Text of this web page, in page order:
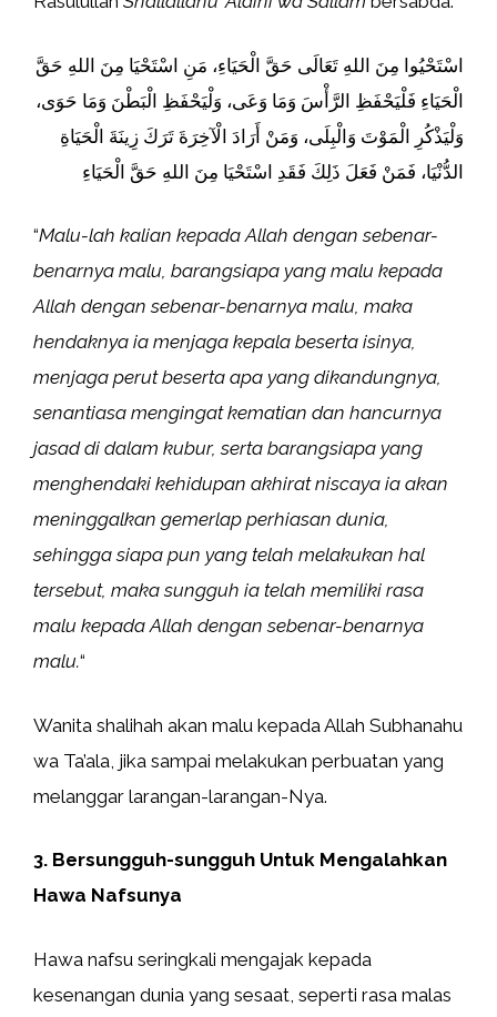
اسْتَحْيُوا مِنَ اللهِ تَعَالَى حَقَّ الْحَيَاءِ، مَنِ اسْتَحْيَا مِنَ اللهِ حَقَّ
الْحَيَاءِ فَلْيَحْفَظِ الرَّأْسَ وَمَا وَعَى، وَلْيَحْفَظِ الْبَطْنَ وَمَا حَوَى،
وَلْيَذْكُرِ الْمَوْتَ وَالْبِلَى، وَمَنْ أَرَادَ الْآخِرَةَ تَرَكَ زِينَةَ الْحَيَاةِ
الدُّنْيَا، فَمَنْ فَعَلَ ذَلِكَ فَقَدِ اسْتَحْيَا مِنَ اللهِ حَقَّ الْحَيَاءِ
“Malu-lah kalian kepada Allah dengan sebenar-
benarnya malu, barangsiapa yang malu kepada
Allah dengan sebenar-benarnya malu, maka
hendaknya ia menjaga kepala beserta isinya,
menjaga perut beserta apa yang dikandungnya,
senantiasa mengingat kematian dan hancurnya
jasad di dalam kubur, serta barangsiapa yang
menghendaki kehidupan akhirat niscaya ia akan
meninggalkan gemerlap perhiasan dunia,
sehingga siapa pun yang telah melakukan hal
tersebut, maka sungguh ia telah memiliki rasa
malu kepada Allah dengan sebenar-benarnya
malu.“
Wanita shalihah akan malu kepada Allah Subhanahu
wa Ta’ala, jika sampai melakukan perbuatan yang
melanggar larangan-larangan-Nya.
3. Bersungguh-sungguh Untuk Mengalahkan
Hawa Nafsunya
Hawa nafsu seringkali mengajak kepada
kesenangan dunia yang sesaat, seperti rasa malas